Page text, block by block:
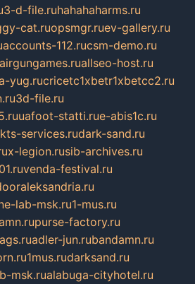
3-d-file.ruhahahaharms.ru
cat.ruopsmgr.ruev-gallery.ru
accounts-112.rucsm-demo.ru
airgungames.ruallseo-host.ru
yug.rucricetc1xbetr1xbetcc2.ru
3d-file.ru
uafoot-statti.rue-abis1c.ru
kts-services.rudark-sand.ru
x-legion.rusib-archives.ru
venda-festival.ru
lab-msk.ru1-mus.ru
purse-factory.ru
adler-jun.rubandamn.ru
1mus.rudarksand.ru
msk.rualabuga-cityhotel.ru